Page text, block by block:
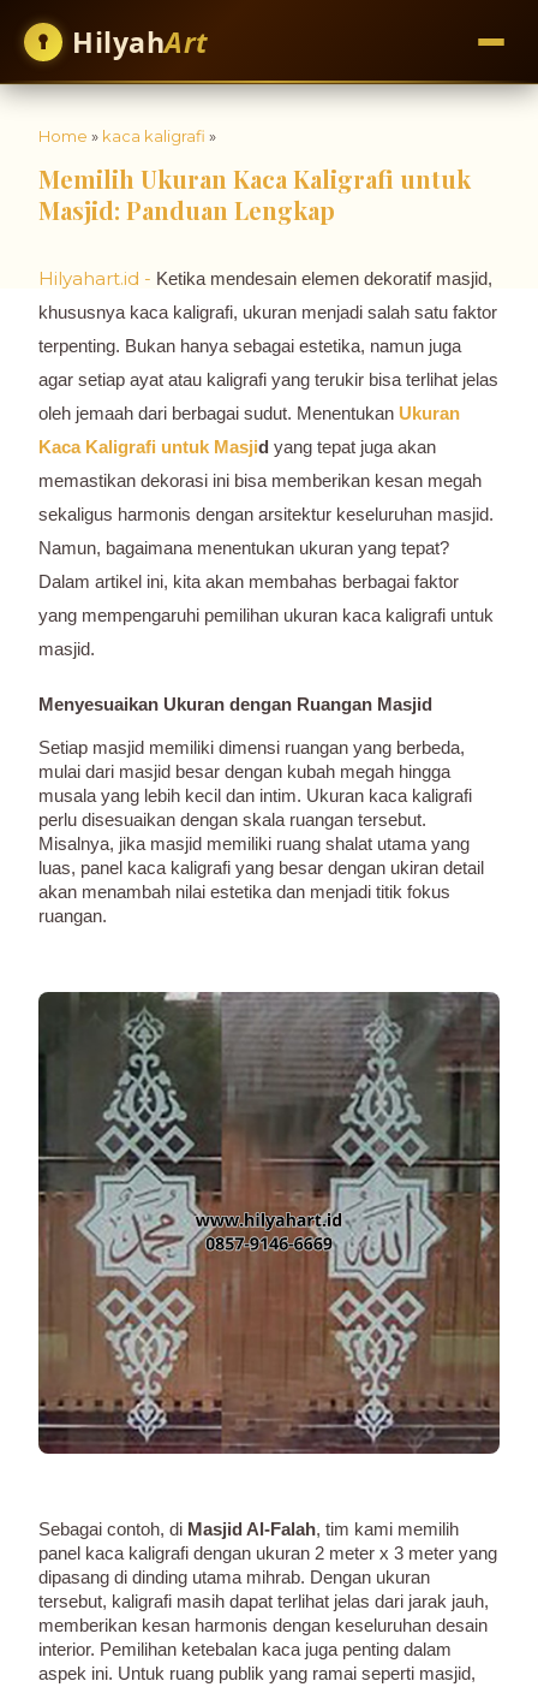
HilyahArt
Home » kaca kaligrafi »
Memilih Ukuran Kaca Kaligrafi untuk
Masjid: Panduan Lengkap
Hilyahart.id - Ketika mendesain elemen dekoratif masjid,
khususnya kaca kaligrafi, ukuran menjadi salah satu faktor
terpenting. Bukan hanya sebagai estetika, namun juga
agar setiap ayat atau kaligrafi yang terukir bisa terlihat jelas
oleh jemaah dari berbagai sudut. Menentukan Ukuran
Kaca Kaligrafi untuk Masjid yang tepat juga akan
memastikan dekorasi ini bisa memberikan kesan megah
sekaligus harmonis dengan arsitektur keseluruhan masjid.
Namun, bagaimana menentukan ukuran yang tepat?
Dalam artikel ini, kita akan membahas berbagai faktor
yang mempengaruhi pemilihan ukuran kaca kaligrafi untuk
masjid.
Menyesuaikan Ukuran dengan Ruangan Masjid
Setiap masjid memiliki dimensi ruangan yang berbeda,
mulai dari masjid besar dengan kubah megah hingga
musala yang lebih kecil dan intim. Ukuran kaca kaligrafi
perlu disesuaikan dengan skala ruangan tersebut.
Misalnya, jika masjid memiliki ruang shalat utama yang
luas, panel kaca kaligrafi yang besar dengan ukiran detail
akan menambah nilai estetika dan menjadi titik fokus
ruangan.
Sebagai contoh, di Masjid Al-Falah, tim kami memilih
panel kaca kaligrafi dengan ukuran 2 meter x 3 meter yang
dipasang di dinding utama mihrab. Dengan ukuran
tersebut, kaligrafi masih dapat terlihat jelas dari jarak jauh,
memberikan kesan harmonis dengan keseluruhan desain
interior. Pemilihan ketebalan kaca juga penting dalam
aspek ini. Untuk ruang publik yang ramai seperti masjid,